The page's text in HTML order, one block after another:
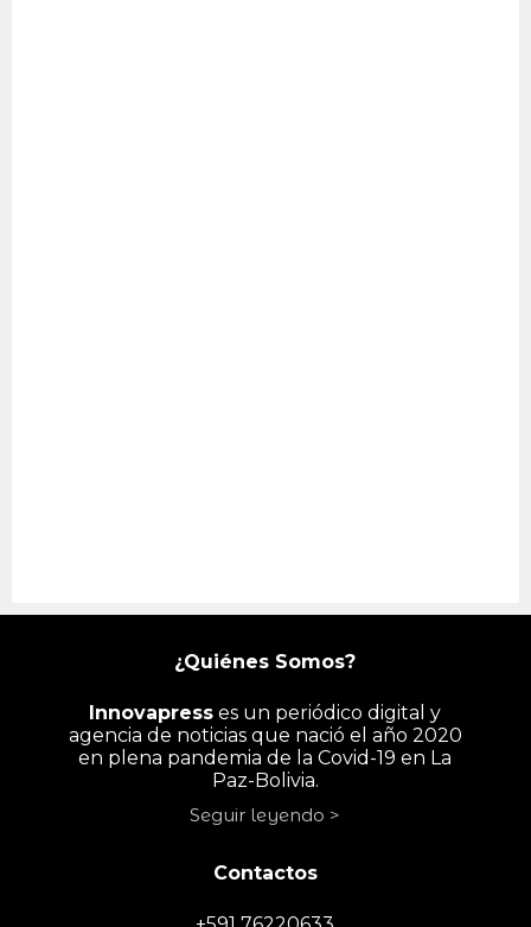
¿Quiénes Somos?
Innovapress es un periódico digital y
agencia de noticias que nació el año 2020
en plena pandemia de la Covid-19 en La
Paz-Bolivia.
Seguir leyendo >
Contactos